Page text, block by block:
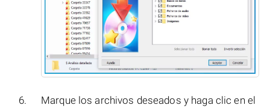
Marque los archivos deseados y haga clic en el